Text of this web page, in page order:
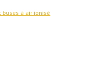
buses à air ionisé